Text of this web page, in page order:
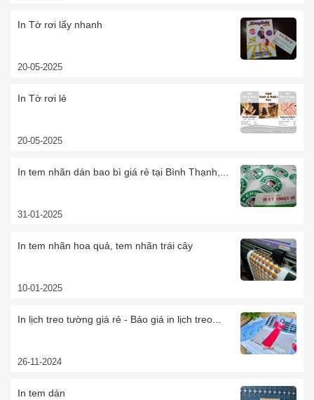
In Tờ rơi lấy nhanh
20-05-2025
In Tờ rơi lẻ
20-05-2025
In tem nhãn dán bao bì giá rẻ tại Bình Thạnh,...
31-01-2025
In tem nhãn hoa quả, tem nhãn trái cây
10-01-2025
In lịch treo tường giá rẻ - Báo giá in lịch treo...
26-11-2024
In tem dán